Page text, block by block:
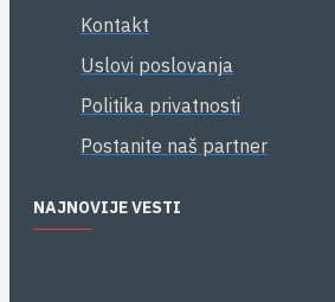
Kontakt
Uslovi poslovanja
Politika privatnosti
Postanite naš partner
NAJNOVIJE VESTI